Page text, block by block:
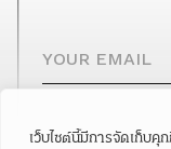
เว็บไซต์นี้มีการจัดเก็บ